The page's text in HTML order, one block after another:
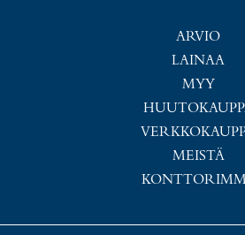
ARVIO
LAINAA
MYY
MEISTÄ